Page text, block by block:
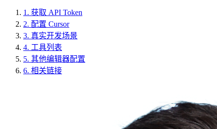
1. 获取 API Token
2. 配置 Cursor
3. 真实开发场景
4. 工具列表
5. 其他编辑器配置
6. 相关链接